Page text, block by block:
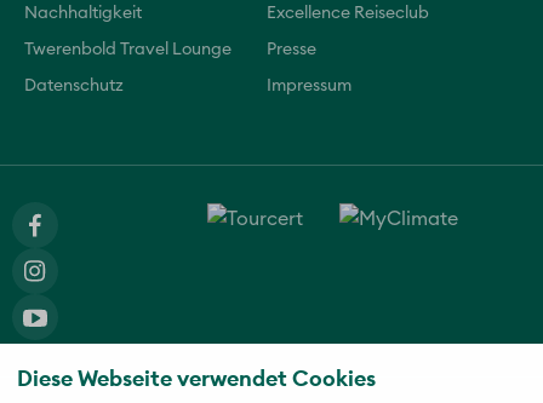
Diese Webseite verwendet Cookies
Nachhaltigkeit Excellence Reiseclub
Twerenbold Travel Lounge Presse
Datenschutz Impressum